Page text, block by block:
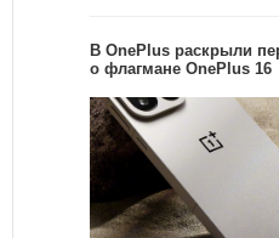
В OnePlus раскрыли
о флагмане OnePlus 16